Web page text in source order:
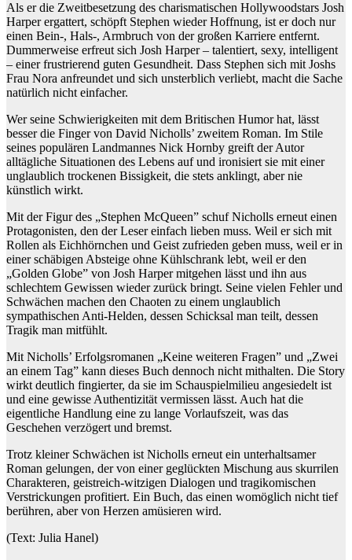
Als er die Zweitbesetzung des charismatischen Hollywoodstars Josh
Harper ergattert, schöpft Stephen wieder Hoffnung, ist er doch nur
einen Bein-, Hals-, Armbruch von der großen Karriere entfernt.
Dummerweise erfreut sich Josh Harper – talentiert, sexy, intelligent
– einer frustrierend guten Gesundheit. Dass Stephen sich mit Joshs
Frau Nora anfreundet und sich unsterblich verliebt, macht die Sache
natürlich nicht einfacher.
Wer seine Schwierigkeiten mit dem Britischen Humor hat, lässt
besser die Finger von David Nicholls’ zweitem Roman. Im Stile
seines populären Landmannes Nick Hornby greift der Autor
alltägliche Situationen des Lebens auf und ironisiert sie mit einer
unglaublich trockenen Bissigkeit, die stets anklingt, aber nie
künstlich wirkt.
Mit der Figur des „Stephen McQueen” schuf Nicholls erneut einen
Protagonisten, den der Leser einfach lieben muss. Weil er sich mit
Rollen als Eichhörnchen und Geist zufrieden geben muss, weil er in
einer schäbigen Absteige ohne Kühlschrank lebt, weil er den
„Golden Globe” von Josh Harper mitgehen lässt und ihn aus
schlechtem Gewissen wieder zurück bringt. Seine vielen Fehler und
Schwächen machen den Chaoten zu einem unglaublich
sympathischen Anti-Helden, dessen Schicksal man teilt, dessen
Tragik man mitfühlt.
Mit Nicholls’ Erfolgsromanen „Keine weiteren Fragen” und „Zwei
an einem Tag” kann dieses Buch dennoch nicht mithalten. Die Story
wirkt deutlich fingierter, da sie im Schauspielmilieu angesiedelt ist
und eine gewisse Authentizität vermissen lässt. Auch hat die
eigentliche Handlung eine zu lange Vorlaufszeit, was das
Geschehen verzögert und bremst.
Trotz kleiner Schwächen ist Nicholls erneut ein unterhaltsamer
Roman gelungen, der von einer geglückten Mischung aus skurrilen
Charakteren, geistreich-witzigen Dialogen und tragikomischen
Verstrickungen profitiert. Ein Buch, das einen womöglich nicht tief
berühren, aber von Herzen amüsieren wird.
(Text: Julia Hanel)